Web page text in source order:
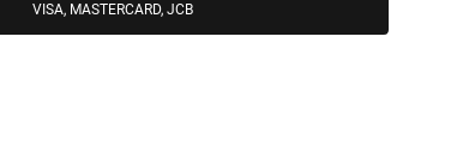
VISA, MASTERCARD, JCB